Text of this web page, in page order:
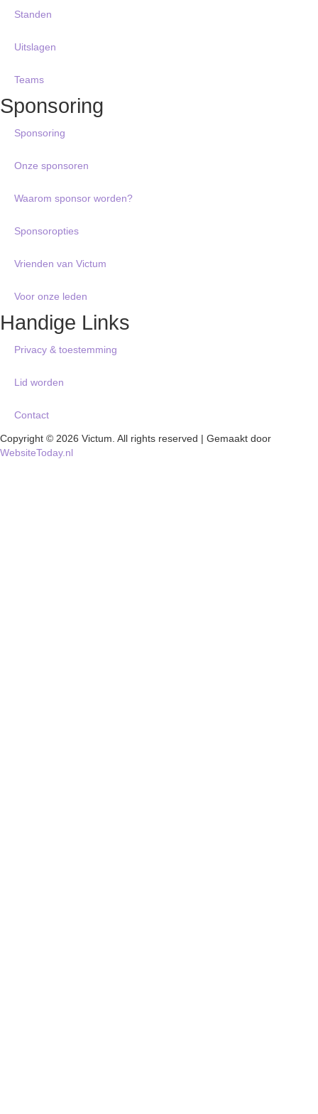
Standen
Uitslagen
Teams
Sponsoring
Sponsoring
Onze sponsoren
Waarom sponsor worden?
Sponsoropties
Vrienden van Victum
Voor onze leden
Handige Links
Privacy & toestemming
Lid worden
Contact
Copyright © 2026 Victum. All rights reserved | Gemaakt door
WebsiteToday.nl